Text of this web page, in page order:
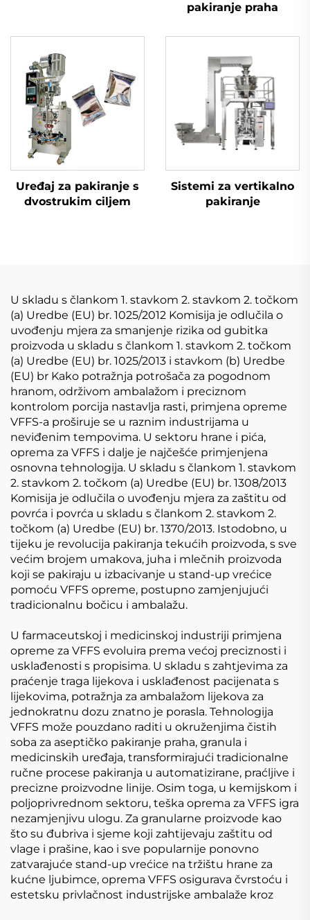
pakiranje praha
Uređaj za pakiranje s
dvostrukim ciljem
Sistemi za vertikalno
pakiranje
U skladu s člankom 1. stavkom 2. stavkom 2. točkom
(a) Uredbe (EU) br. 1025/2012 Komisija je odlučila o
uvođenju mjera za smanjenje rizika od gubitka
proizvoda u skladu s člankom 1. stavkom 2. točkom
(a) Uredbe (EU) br. 1025/2013 i stavkom (b) Uredbe
(EU) br Kako potražnja potrošača za pogodnom
hranom, održivom ambalažom i preciznom
kontrolom porcija nastavlja rasti, primjena opreme
VFFS-a proširuje se u raznim industrijama u
neviđenim tempovima. U sektoru hrane i pića,
oprema za VFFS i dalje je najčešće primjenjena
osnovna tehnologija. U skladu s člankom 1. stavkom
2. stavkom 2. točkom (a) Uredbe (EU) br. 1308/2013
Komisija je odlučila o uvođenju mjera za zaštitu od
povrća i povrća u skladu s člankom 2. stavkom 2.
točkom (a) Uredbe (EU) br. 1370/2013. Istodobno, u
tijeku je revolucija pakiranja tekućih proizvoda, s sve
većim brojem umakova, juha i mlečnih proizvoda
koji se pakiraju u izbacivanje u stand-up vrećice
pomoću VFFS opreme, postupno zamjenjujući
tradicionalnu bočicu i ambalažu.
U farmaceutskoj i medicinskoj industriji primjena
opreme za VFFS evoluira prema većoj preciznosti i
usklađenosti s propisima. U skladu s zahtjevima za
praćenje traga lijekova i usklađenost pacijenata s
lijekovima, potražnja za ambalažom lijekova za
jednokratnu dozu znatno je porasla. Tehnologija
VFFS može pouzdano raditi u okruženjima čistih
soba za aseptičko pakiranje praha, granula i
medicinskih uređaja, transformirajući tradicionalne
ručne procese pakiranja u automatizirane, praćljive i
precizne proizvodne linije. Osim toga, u kemijskom i
poljoprivrednom sektoru, teška oprema za VFFS igra
nezamjenjivu ulogu. Za granularne proizvode kao
što su đubriva i sjeme koji zahtijevaju zaštitu od
vlage i prašine, kao i sve popularnije ponovno
zatvarajuće stand-up vrećice na tržištu hrane za
kućne ljubimce, oprema VFFS osigurava čvrstoću i
estetsku privlačnost industrijske ambalaže kroz